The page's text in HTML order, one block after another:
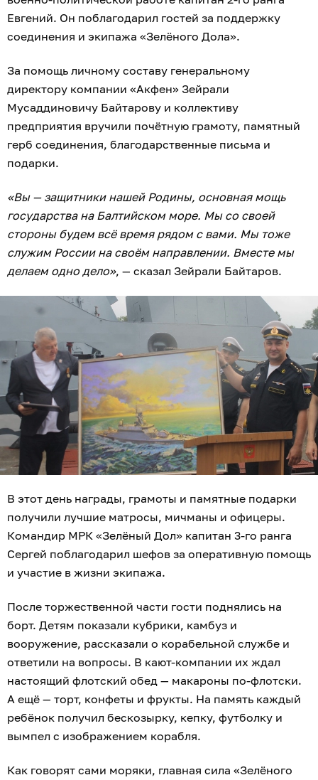
Евгений. Он поблагодарил гостей за поддержку
соединения и экипажа «Зелёного Дола».
За помощь личному составу генеральному
директору компании «Акфен» Зейрали
Мусаддиновичу Байтарову и коллективу
предприятия вручили почётную грамоту, памятный
герб соединения, благодарственные письма и
подарки.
«Вы — защитники нашей Родины, основная мощь
государства на Балтийском море. Мы со своей
стороны будем всё время рядом с вами. Мы тоже
служим России на своём направлении. Вместе мы
делаем одно дело», — сказал Зейрали Байтаров.
В этот день награды, грамоты и памятные подарки
получили лучшие матросы, мичманы и офицеры.
Командир МРК «Зелёный Дол» капитан 3-го ранга
Сергей поблагодарил шефов за оперативную помощь
и участие в жизни экипажа.
После торжественной части гости поднялись на
борт. Детям показали кубрики, камбуз и
вооружение, рассказали о корабельной службе и
ответили на вопросы. В кают-компании их ждал
настоящий флотский обед — макароны по-флотски.
А ещё — торт, конфеты и фрукты. На память каждый
ребёнок получил бескозырку, кепку, футболку и
вымпел с изображением корабля.
Как говорят сами моряки, главная сила «Зелёного